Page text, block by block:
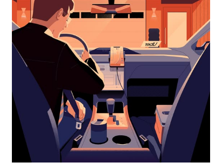
Чтобы
закрыть
календарь,
нажмите
Esc.